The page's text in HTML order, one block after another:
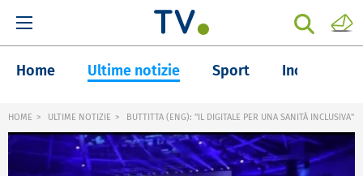
Home Ultime notizie Sport Inchieste
HOME ULTIME NOTIZIE BUTTITTA (ENG): "IL DIGITALE PER UNA SANITÀ INCLUSIVA"